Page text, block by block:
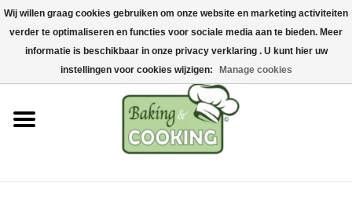
Home
Bak-& kookgerei
Machines & onderdelen
Chocolade & ijsbereiding
Wij willen graag cookies gebruiken om onze website en marketing activiteiten
verder te optimaliseren en functies voor sociale media aan te bieden. Meer
informatie is beschikbaar in onze privacy verklaring . U kunt hier uw
instellingen voor cookies wijzigen:
Manage cookies